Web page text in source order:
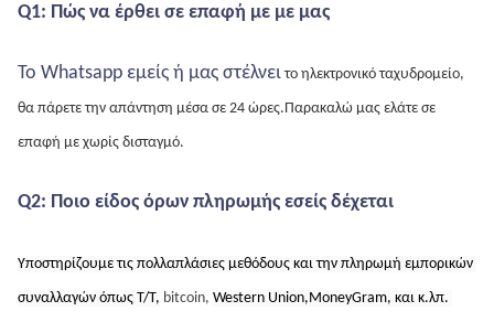
Q1: Πώς να έρθει σε επαφή με με μας
Το Whatsapp εμείς ή μας στέλνει το ηλεκτρονικό ταχυδρομείο,
θα πάρετε την απάντηση μέσα σε 24 ώρες.Παρακαλώ μας ελάτε σε
επαφή με χωρίς δισταγμό.
Q2: Ποιο είδος όρων πληρωμής εσείς δέχεται
Υποστηρίζουμε τις πολλαπλάσιες μεθόδους και την πληρωμή εμπορικών
συναλλαγών όπως T/T, bitcoin, Western Union, MoneyGram, και κ.λπ.